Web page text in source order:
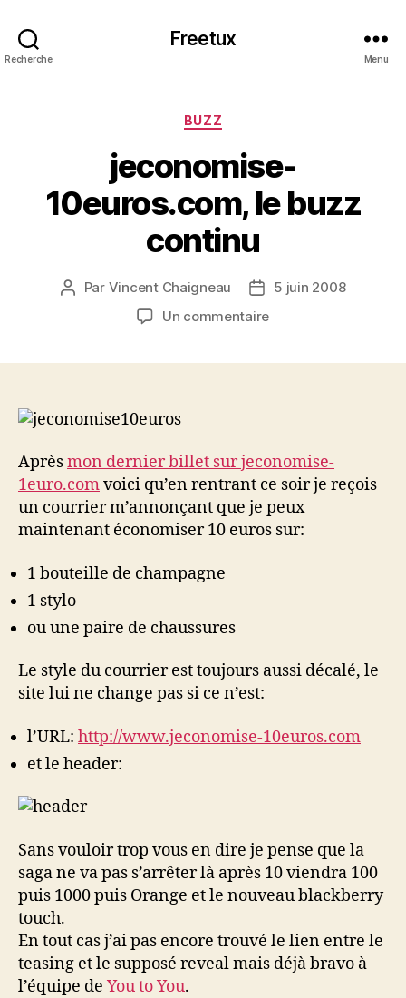
Recherche
Freetux
Menu
Catégories
BUZZ
jeconomise-
10euros.com, le buzz
continu
Auteur
Par Vincent Chaigneau
Date5 juin 2008
Un commentairesur
Aprèsmon dernier billet sur jeconomise-
1euro.comvoici qu’en rentrant ce soir je reçois
un courrier m’annonçant que je peux
maintenant économiser 10 euros sur:
1 bouteille de champagne
1 stylo
ou une paire de chaussures
Le style du courrier est toujours aussi décalé, le
site lui ne change pas si ce n’est:
l’URL: http://www.jeconomise-10euros.com
et le header:
Sans vouloir trop vous en dire je pense que la
saga ne va pas s’arrêter là après 10 viendra 100
puis 1000 puis Orange et le nouveau blackberry
touch.
En tout cas j’ai pas encore trouvé le lien entre le
teasing et le supposé reveal mais déjà bravo à
l’équipe de You to You.